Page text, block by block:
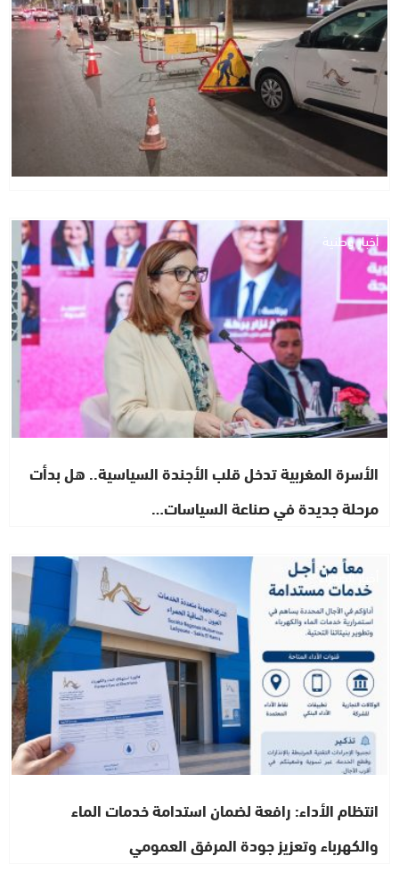
أخبار وطنية
الأسرة المغربية تدخل قلب الأجندة السياسية.. هل بدأت
مرحلة جديدة في صناعة السياسات…
أخبار الصحراء
انتظام الأداء: رافعة لضمان استدامة خدمات الماء
والكهرباء وتعزيز جودة المرفق العمومي